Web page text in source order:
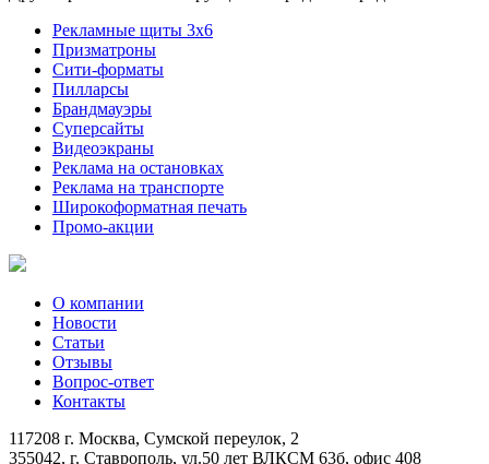
Рекламные щиты 3х6
Призматроны
Сити-форматы
Пилларсы
Брандмауэры
Суперсайты
Видеоэкраны
Реклама на остановках
Реклама на транспорте
Широкоформатная печать
Промо-акции
О компании
Новости
Статьи
Отзывы
Вопрос-ответ
Контакты
117208 г. Москва, Сумской переулок, 2
355042, г. Ставрополь, ул.50 лет ВЛКСМ 63б, офис 408